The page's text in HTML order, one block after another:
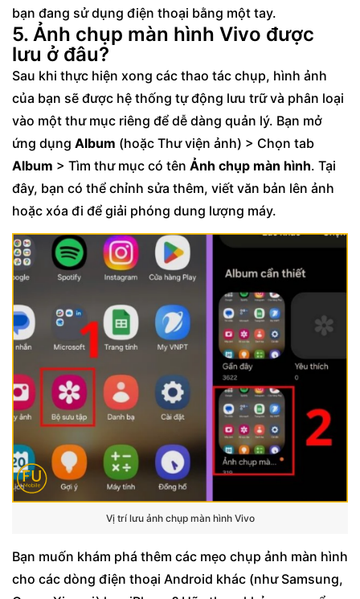
bạn đang sử dụng điện thoại bằng một tay.
5. Ảnh chụp màn hình Vivo được
lưu ở đâu?
Sau khi thực hiện xong các thao tác chụp, hình ảnh
của bạn sẽ được hệ thống tự động lưu trữ và phân loại
vào một thư mục riêng để dễ dàng quản lý. Bạn mở
ứng dụng Album (hoặc Thư viện ảnh) > Chọn tab
Album > Tìm thư mục có tên Ảnh chụp màn hình. Tại
đây, bạn có thể chỉnh sửa thêm, viết văn bản lên ảnh
hoặc xóa đi để giải phóng dung lượng máy.
Vị trí lưu ảnh chụp màn hình Vivo
Bạn muốn khám phá thêm các mẹo chụp ảnh màn hình
cho các dòng điện thoại Android khác (như Samsung,